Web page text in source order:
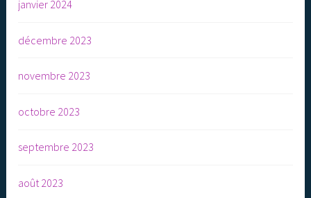
janvier 2024
décembre 2023
novembre 2023
octobre 2023
septembre 2023
août 2023